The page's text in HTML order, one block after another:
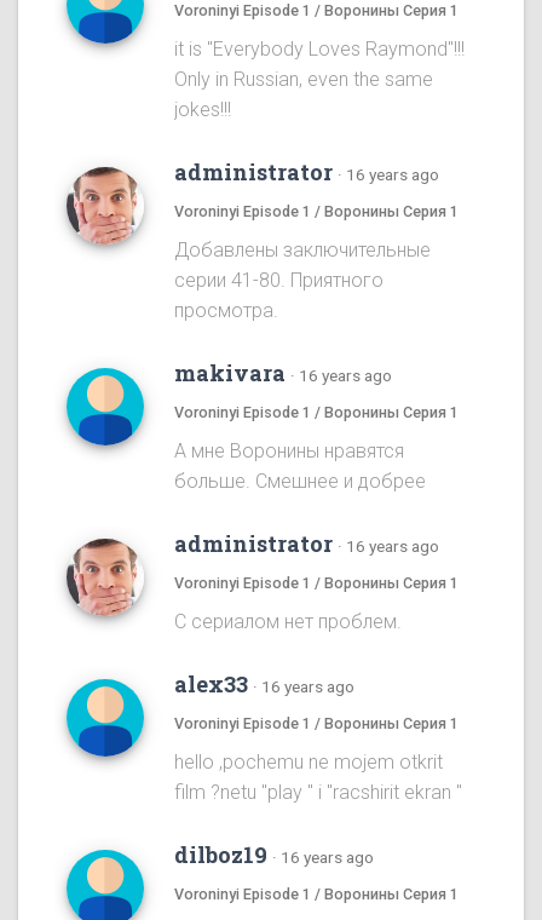
Voroninyi Episode 1 / Воронины Серия 1
it is "Everybody Loves Raymond"!!!
Only in Russian, even the same
jokes!!!
administrator · 16 years ago
Voroninyi Episode 1 / Воронины Серия 1
Добавлены заключительные
серии 41-80. Приятного
просмотра.
makivara · 16 years ago
Voroninyi Episode 1 / Воронины Серия 1
А мне Воронины нравятся
больше. Смешнее и добрее
administrator · 16 years ago
Voroninyi Episode 1 / Воронины Серия 1
С сериалом нет проблем.
alex33 · 16 years ago
Voroninyi Episode 1 / Воронины Серия 1
hello ,pochemu ne mojem otkrit
film ?netu "play " i "racshirit ekran "
dilboz19 · 16 years ago
Voroninyi Episode 1 / Воронины Серия 1